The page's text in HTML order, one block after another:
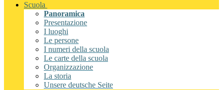
Scuola
Panoramica
Presentazione
I luoghi
Le persone
I numeri della scuola
Le carte della scuola
Organizzazione
La storia
Unsere deutsche Seite